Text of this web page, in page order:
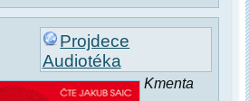
Projdece
Audiotéka
Kmenta